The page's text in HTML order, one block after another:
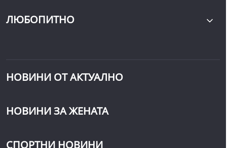
ЛЮБОПИТНО
НОВИНИ ОТ АКТУАЛНО
НОВИНИ ЗА ЖЕНАТА
СПОРТНИ НОВИНИ